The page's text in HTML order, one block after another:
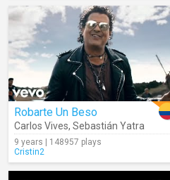
Robarte Un Beso
Carlos Vives, Sebastián Yatra
9 years | 148957 plays
Cristin2